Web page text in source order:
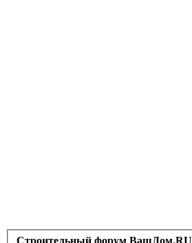
Строительный форум ВашДом.RU